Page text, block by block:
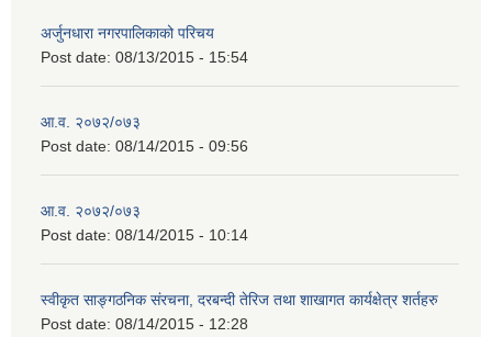
अर्जुनधारा नगरपालिकाको परिचय
Post date: 08/13/2015 - 15:54
आ.व. २०७२/०७३
Post date: 08/14/2015 - 09:56
आ.व. २०७२/०७३
Post date: 08/14/2015 - 10:14
स्वीकृत साङ्गठनिक संरचना, दरबन्दी तेरिज तथा शाखागत कार्यक्षेत्र शर्तहरु
Post date: 08/14/2015 - 12:28